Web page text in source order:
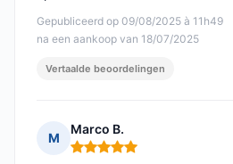
Gepubliceerd op 09/08/2025 à 11h49
na een aankoop van 18/07/2025
Vertaalde beoordelingen
M
Marco B.
Opmerking: 5 van 5